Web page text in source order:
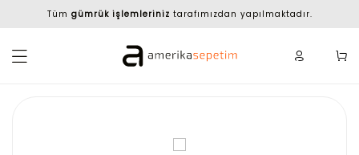
Tüm gümrük işlemleriniz tarafımızdan yapılmaktadır.